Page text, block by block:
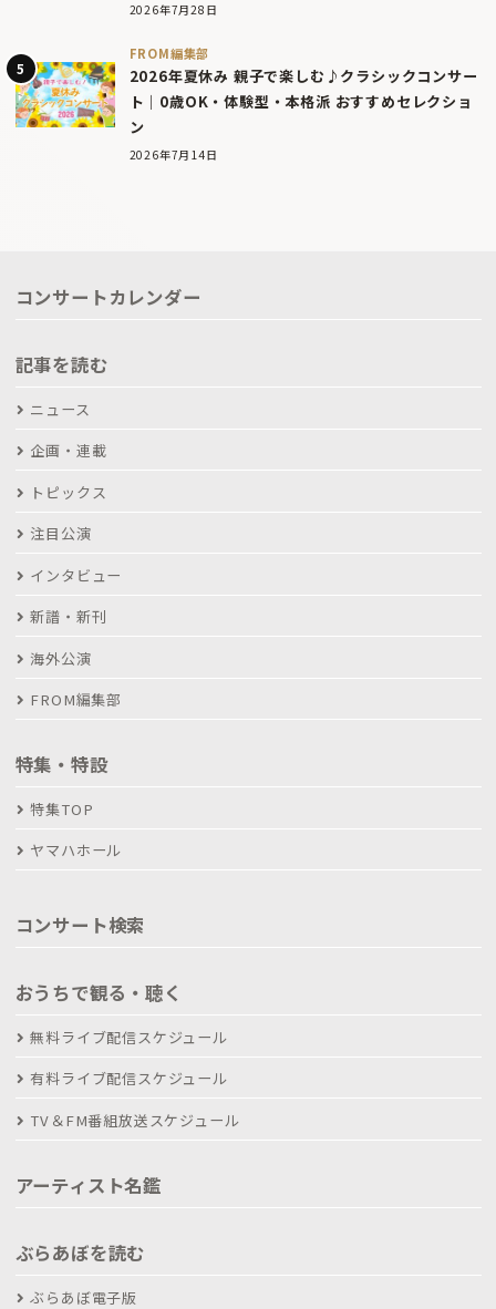
2026年7月28日
FROM編集部
2026年夏休み 親子で楽しむ♪クラシックコンサー
ト｜0歳OK・体験型・本格派 おすすめセレクショ
ン
2026年7月14日
コンサートカレンダー
記事を読む
ニュース
企画・連載
トピックス
注目公演
インタビュー
新譜・新刊
海外公演
FROM編集部
特集・特設
特集TOP
ヤマハホール
コンサート検索
おうちで観る・聴く
無料ライブ配信スケジュール
有料ライブ配信スケジュール
TV＆FM番組放送スケジュール
アーティスト名鑑
ぶらあぼを読む
ぶらあぼ電子版